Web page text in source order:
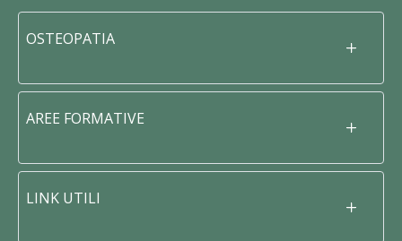
OSTEOPATIA
AREE FORMATIVE
LINK UTILI